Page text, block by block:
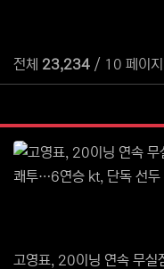
전체 23,234 / 10 페이지